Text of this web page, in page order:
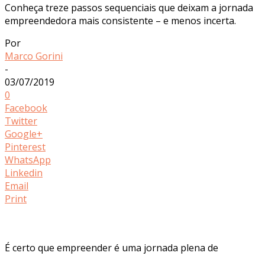
Conheça treze passos sequenciais que deixam a jornada
empreendedora mais consistente – e menos incerta.
Por
Marco Gorini
-
03/07/2019
0
Facebook
Twitter
Google+
Pinterest
WhatsApp
Linkedin
Email
Print
É certo que empreender é uma jornada plena de